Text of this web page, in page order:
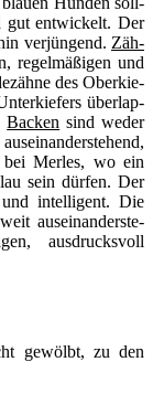
ent­wi­ckelt. Der
ver­jün­gend. Zäh­
regel­mä­ßi­gen und
des Ober­kie­
über­lap­
Backen sind weder
bei Mer­les, wo ein
sein dür­fen. Der
intel­li­gent. Die
aus­ein­an­der­ste­
aus­drucks­voll
gewölbt, zu den